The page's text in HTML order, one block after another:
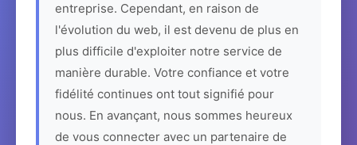
entreprise. Cependant, en raison de
l'évolution du web, il est devenu de plus en
plus difficile d'exploiter notre service de
manière durable. Votre confiance et votre
fidélité continues ont tout signifié pour
nous. En avançant, nous sommes heureux
de vous connecter avec un partenaire de